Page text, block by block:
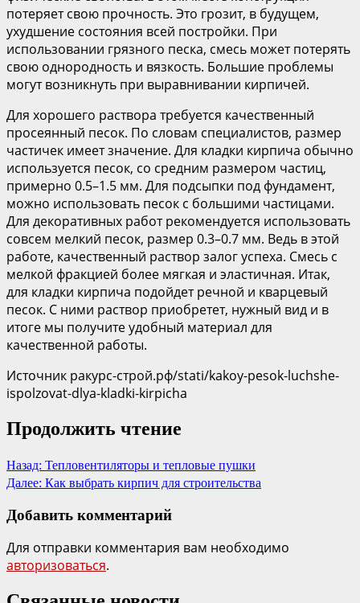
потеряет свою прочность. Это грозит, в будущем,
ухудшение состояния всей постройки. При
использовании грязного песка, смесь может потерять
свою однородность и вязкость. Большие проблемы
могут возникнуть при выравнивании кирпичей.
Для хорошего раствора требуется качественный
просеянный песок. По словам специалистов, размер
частичек имеет значение. Для кладки кирпича обычно
используется песок, со средним размером частиц,
примерно 0.5–1.5 мм. Для подсыпки под фундамент,
можно использовать песок с большими частицами.
Для декоративных работ рекомендуется использовать
совсем мелкий песок, размер 0.3–0.7 мм. Ведь в этой
работе, качественный раствор залог успеха. Смесь с
мелкой фракцией более мягкая и эластичная. Итак,
для кладки кирпича подойдет речной и кварцевый
песок. С ними раствор приобретет, нужный вид и в
итоге мы получите удобный материал для
качественной работы.
Источник ракурс-строй.рф/stati/kakoy-pesok-luchshe-
ispolzovat-dlya-kladki-kirpicha
Продолжить чтение
Назад: Тепловентиляторы и тепловые пушки
Далее: Как выбрать кирпич для строительства
Добавить комментарий
Для отправки комментария вам необходимо
авторизоваться.